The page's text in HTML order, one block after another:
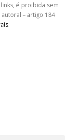
é proibida sem
– artigo 184
.